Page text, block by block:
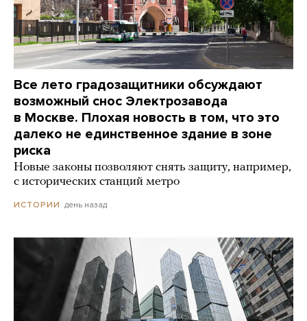
Все лето градозащитники обсуждают
возможный снос Электрозавода
в Москве. Плохая новость в том, что это
далеко не единственное здание в зоне
риска
Новые законы позволяют снять защиту, например,
с исторических станций метро
ИСТОРИИ день назад